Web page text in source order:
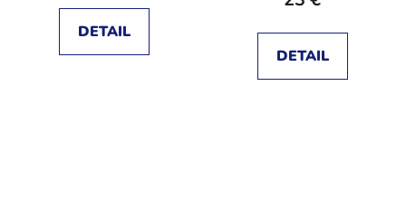
DETAIL
DETAIL